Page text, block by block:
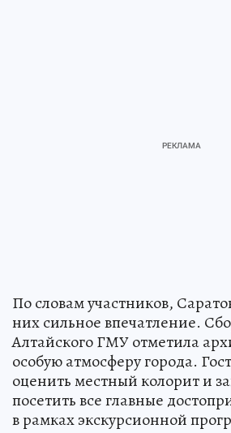
По словам участников,
них сильное впечатление.
Алтайского ГМУ отметила
особую атмосферу города.
оценить местный колорит и
посетить все главные
в рамках экскурсионной